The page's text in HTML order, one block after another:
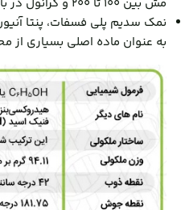
مش بین ۱۰۰ تا ۲۰۰ و گرانول در بازار وجود دارد.
نمک سدیم پلی فسفات، پنتا
به عنوان ماده اصلی بسیاری